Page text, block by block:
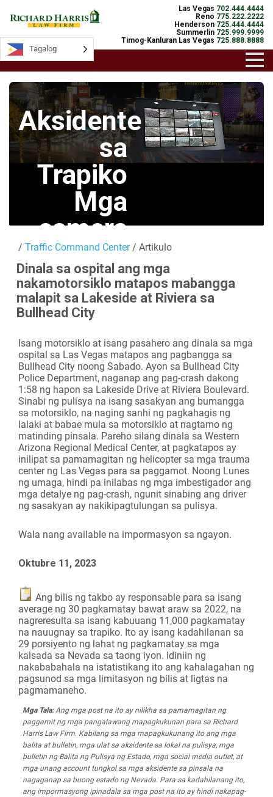
Las Vegas 702.444.4444
Reno 775.222.2222
Henderson 725.444.4444
Summerlin 725.999.9999
Timog-Kanluran Las Vegas 725.888.8888
Aksidente
sa
Trapiko
Mga
camera
Mga Live na
Camera
/ Traffic Command Center/ Artikulo
Dinala sa ospital ang mga
nakamotorsiklo matapos mabangga
malapit sa Lakeside at Riviera sa
Bullhead City
Isang motorsiklo at isang pasahero ang dinala sa mga
ospital sa Las Vegas matapos ang pagbangga sa
Bullhead City noong Sabado. Ayon sa Bullhead City
Police Department, naganap ang pag-crash dakong
1:58 ng hapon sa Lakeside Drive at Riviera Boulevard.
Sinabi ng pulisya na isang sasakyan ang bumangga
sa motorsiklo, na naging sanhi ng pagkahagis ng
lalaki at babae mula sa motorsiklo at nagtamo ng
matinding pinsala. Pareho silang dinala sa Western
Arizona Regional Medical Center, at pagkatapos ay
inilipat sa pamamagitan ng helicopter sa mga trauma
center ng Las Vegas para sa paggamot. Noong Lunes
ng umaga, hindi pa inilabas ng mga imbestigador ang
mga detalye ng pag-crash, ngunit sinabing ang driver
ng sasakyan ay nakikipagtulungan sa pulisya.
Wala nang available na impormasyon sa ngayon.
Oktubre 11, 2023
Ang bilis ng takbo ay responsable para sa isang
average ng 30 pagkamatay bawat araw sa 2022, na
nagreresulta sa isang kabuuang 11,000 pagkamatay
na nauugnay sa trapiko. Ito ay isang kadahilanan sa
29 porsiyento ng lahat ng pagkamatay sa mga
kalsada sa Nevada sa taong iyon. Idiniin ng
nakababahala na istatistikang ito ang kahalagahan ng
pagsunod sa mga limitasyon ng bilis at ligtas na
pagmamaneho.
Mga Tala:Ang mga post na ito ay nilikha sa pamamagitan ng
paggamit ng mga pangalawang mapagkukunan para sa Richard
Harris Law Firm. Kabilang sa mga mapagkukunang ito ang mga
balita at bulletin, mga ulat sa aksidente sa lokal na pulisya, mga
bulletin ng Balita ng Pulisya ng Estado, mga social media outlet, at
mga unang account tungkol sa mga aksidente sa pinsala na
nagaganap sa buong estado ng Nevada. Para sa kadahilanang ito,
ang impormasyong ipinadala sa mga post na ito ay hindi nakapag-
Tagalog
Tagalog